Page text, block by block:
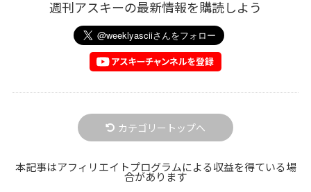
週刊アスキーの最新情報を購読しよう
カテゴリートップへ
本記事はアフィリエイトプログラムによる収益を得ている場
合があります